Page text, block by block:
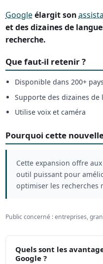
Googleélargit son
et des dizaines de
recherche.
Que faut-il retenir ?
Disponible dans 200+ pays
Supporte des dizaines de
Utilise voix et caméra
Pourquoi cette
Cette expansion offre
outil puissant pour
optimiser les recherches
Public concerné : entreprises,
Quels sont les
Google ?